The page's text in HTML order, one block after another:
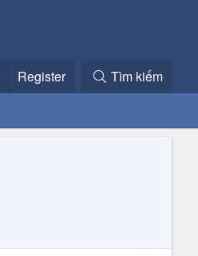
Register Tìm kiếm